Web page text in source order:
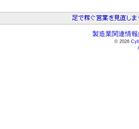
製造業関連情
© 2026